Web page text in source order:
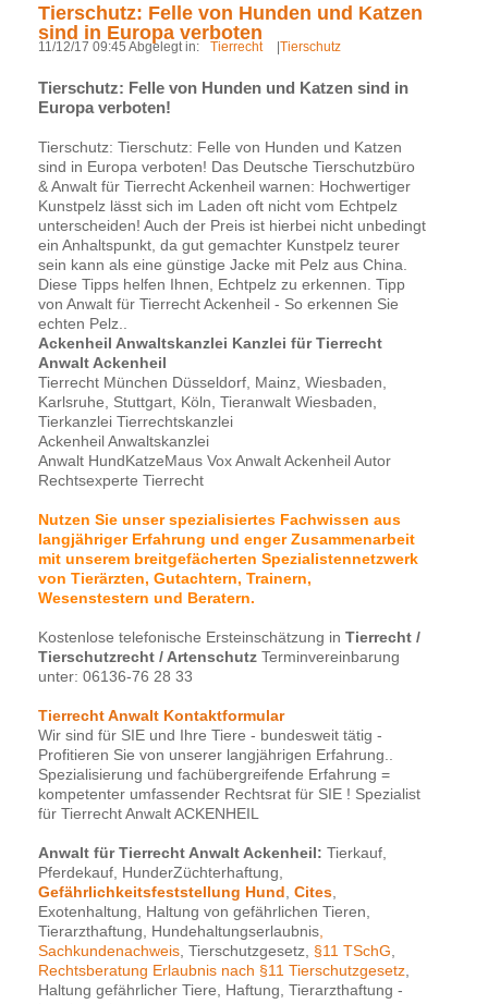
Tierschutz: Felle von Hunden und Katzen
sind in Europa verboten
11/12/17 09:45 Abgelegt in: Tierrecht |Tierschutz
Tierschutz: Felle von Hunden und Katzen sind in
Europa verboten!
Tierschutz: Tierschutz: Felle von Hunden und Katzen
sind in Europa verboten! Das Deutsche Tierschutzbüro
& Anwalt für Tierrecht Ackenheil warnen: Hochwertiger
Kunstpelz lässt sich im Laden oft nicht vom Echtpelz
unterscheiden! Auch der Preis ist hierbei nicht unbedingt
ein Anhaltspunkt, da gut gemachter Kunstpelz teurer
sein kann als eine günstige Jacke mit Pelz aus China.
Diese Tipps helfen Ihnen, Echtpelz zu erkennen. Tipp
von Anwalt für Tierrecht Ackenheil - So erkennen Sie
echten Pelz..
Ackenheil Anwaltskanzlei Kanzlei für Tierrecht
Anwalt Ackenheil
Tierrecht München Düsseldorf, Mainz, Wiesbaden,
Karlsruhe, Stuttgart, Köln, Tieranwalt Wiesbaden,
Tierkanzlei Tierrechtskanzlei
Ackenheil Anwaltskanzlei
Anwalt HundKatzeMaus Vox Anwalt Ackenheil Autor
Rechtsexperte Tierrecht
Nutzen Sie unser spezialisiertes Fachwissen aus
langjähriger Erfahrung und enger Zusammenarbeit
mit unserem breitgefächerten Spezialistennetzwerk
von Tierärzten, Gutachtern, Trainern,
Wesenstestern und Beratern.
Kostenlose telefonische Ersteinschätzung in Tierrecht /
Tierschutzrecht / Artenschutz Terminvereinbarung
unter: 06136-76 28 33
Tierrecht Anwalt Kontaktformular
Wir sind für SIE und Ihre Tiere - bundesweit tätig -
Profitieren Sie von unserer langjährigen Erfahrung..
Spezialisierung und fachübergreifende Erfahrung =
kompetenter umfassender Rechtsrat für SIE ! Spezialist
für Tierrecht Anwalt ACKENHEIL
Anwalt für Tierrecht Anwalt Ackenheil: Tierkauf,
Pferdekauf, HunderZüchterhaftung,
Gefährlichkeitsfeststellung Hund Cites
Exotenhaltung, Haltung von gefährlichen Tieren,
Tierarzthaftung, Hundehaltungserlaubnis
Sachkundenachweis , Tierschutzgesetz, §11 TSchG
Rechtsberatung Erlaubnis nach §11 Tierschutzgesetz
Haltung gefährlicher Tiere, Haftung, Tierarzthaftung -